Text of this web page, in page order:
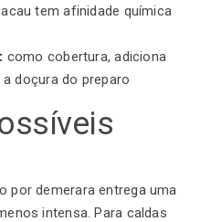
tem afinidade química
como cobertura, adiciona
doçura do preparo
por demerara entrega uma
intensa. Para caldas